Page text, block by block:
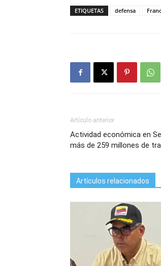
ETIQUETAS defensa
Artículo anterior
Actividad económica en
más de 259 millones de
Artículos relacionados